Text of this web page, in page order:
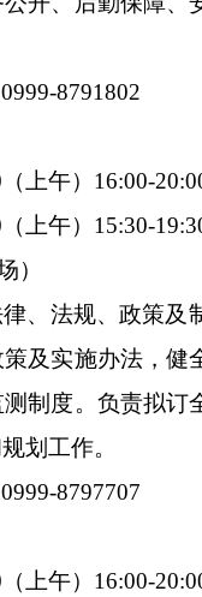
0999-8791802
（上午） 16:00-
（上午） 15:30-
）
、法规、政策
及实施办法，
制度。负责拟
划工作。
0999-8797707
（上午） 16:00-